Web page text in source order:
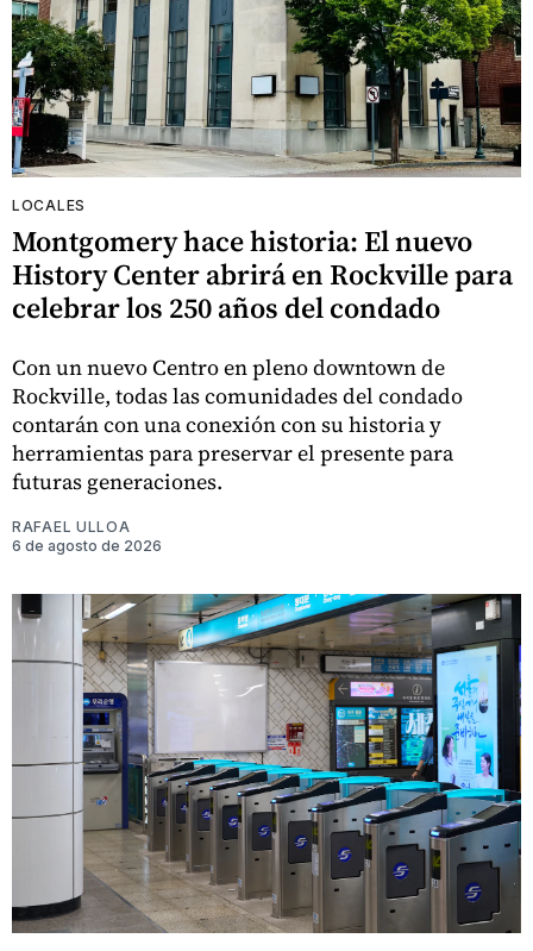
LOCALES
Montgomery hace historia: El nuevo
History Center abrirá en Rockville para
celebrar los 250 años del condado
Con un nuevo Centro en pleno downtown de
Rockville, todas las comunidades del condado
contarán con una conexión con su historia y
herramientas para preservar el presente para
futuras generaciones.
RAFAEL ULLOA
6 de agosto de 2026